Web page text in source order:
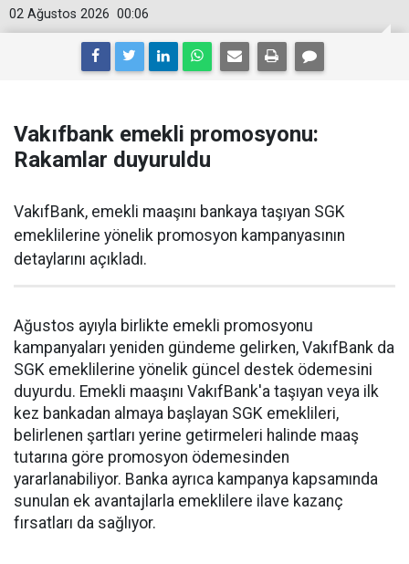
00:06
02 Ağustos 2026
Vakıfbank emekli promosyonu:
Rakamlar duyuruldu
VakıfBank, emekli maaşını bankaya taşıyan SGK
emeklilerine yönelik promosyon kampanyasının
detaylarını açıkladı.
Ağustos ayıyla birlikte emekli promosyonu
kampanyaları yeniden gündeme gelirken, VakıfBank da
SGK emeklilerine yönelik güncel destek ödemesini
duyurdu. Emekli maaşını VakıfBank'a taşıyan veya ilk
kez bankadan almaya başlayan SGK emeklileri,
belirlenen şartları yerine getirmeleri halinde maaş
tutarına göre promosyon ödemesinden
yararlanabiliyor. Banka ayrıca kampanya kapsamında
sunulan ek avantajlarla emeklilere ilave kazanç
fırsatları da sağlıyor.